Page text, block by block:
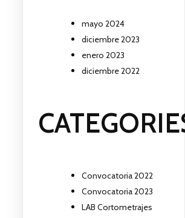
mayo 2024
diciembre 2023
enero 2023
diciembre 2022
Convocatoria 2022
Convocatoria 2023
LAB Cortometrajes